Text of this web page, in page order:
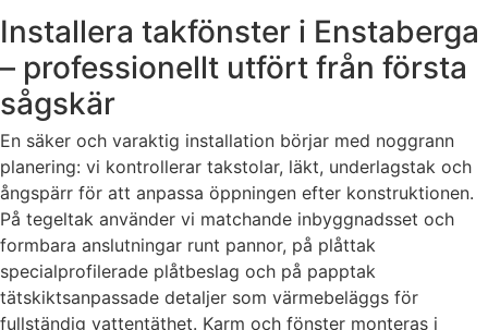
Installera takfönster i Enstaberga
– professionellt utfört från första
sågskär
En säker och varaktig installation börjar med noggrann
planering: vi kontrollerar takstolar, läkt, underlagstak och
ångspärr för att anpassa öppningen efter konstruktionen.
På tegeltak använder vi matchande inbyggnadsset och
formbara anslutningar runt pannor, på plåttak
specialprofilerade plåtbeslag och på papptak
tätskiktsanpassade detaljer som värmebeläggs för
fullständig vattentäthet. Karm och fönster monteras i